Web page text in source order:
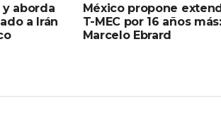
y aborda
a Irán
México propone
T-MEC por 16 años más:
Marcelo Ebrard